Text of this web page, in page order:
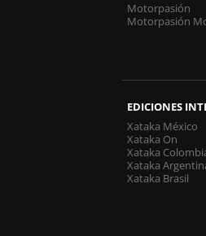
Motorpasión
Motorpasión
EDICIONES
Xataka México
Xataka On
Xataka
Xataka
Xataka Brasil